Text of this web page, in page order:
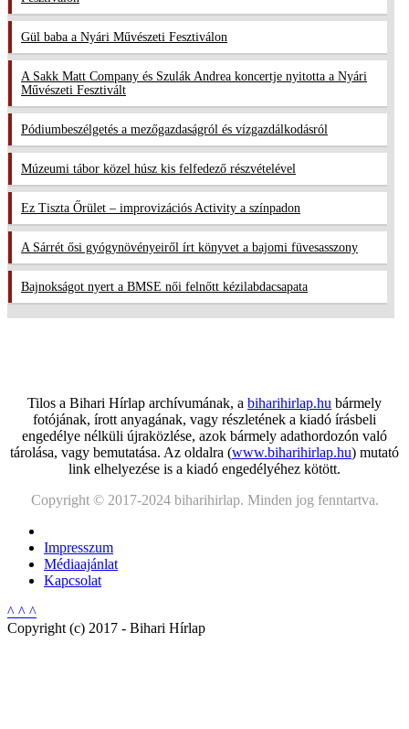
Gül baba a Nyári Művészeti Fesztiválon
A Sakk Matt Company és Szulák Andrea koncertje nyitotta a Nyári
Művészeti Fesztivált
Pódiumbeszélgetés a mezőgazdaságról és vízgazdálkodásról
Múzeumi tábor közel húsz kis felfedező részvételével
Ez Tiszta Őrület – improvizációs Activity a színpadon
A Sárrét ősi gyógynövényeiről írt könyvet a bajomi füvesasszony
Bajnokságot nyert a BMSE női felnőtt kézilabdacsapata
Tilos a Bihari Hírlap archívumának, a biharihirlap.hu bármely
fotójának, írott anyagának, vagy részletének a kiadó írásbeli
engedélye nélküli újraközlése, azok bármely adathordozón való
tárolása, vagy bemutatása. Az oldalra (www.biharihirlap.hu) mutató
link elhelyezése is a kiadó engedélyéhez kötött.
Copyright © 2017-2024 biharihirlap. Minden jog fenntartva.
Impresszum
Médiaajánlat
Kapcsolat
^ ^ ^
Copyright (c) 2017 - Bihari Hírlap